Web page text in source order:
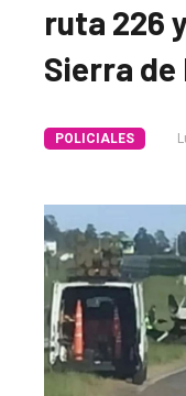
El
DIARIO
Balcarce
Inicio
Tendencia
Int.
General
ruta 226
Sierra de
POLICIALES